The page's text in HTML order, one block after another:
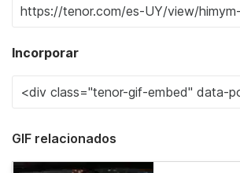
Incorporar
GIF relacionados